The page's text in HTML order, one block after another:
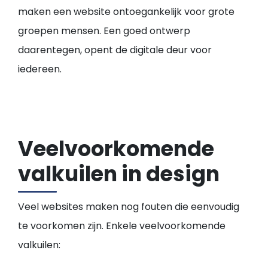
maken een website ontoegankelijk voor grote
groepen mensen. Een goed ontwerp
daarentegen, opent de digitale deur voor
iedereen.
Veelvoorkomende
valkuilen in design
Veel websites maken nog fouten die eenvoudig
te voorkomen zijn. Enkele veelvoorkomende
valkuilen: